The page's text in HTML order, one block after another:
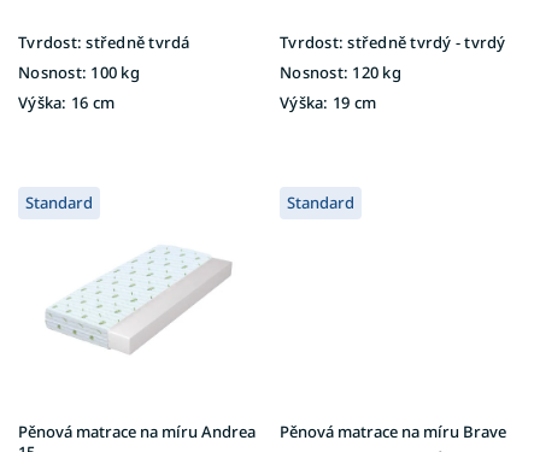
Tvrdost: středně tvrdá
Nosnost: 100 kg
Výška: 16 cm
Tvrdost: středně tvrdý - tvrdý
Nosnost: 120 kg
Výška: 19 cm
Standard
Pěnová matrace na míru Andrea
Standard
Pěnová matrace na míru Brave